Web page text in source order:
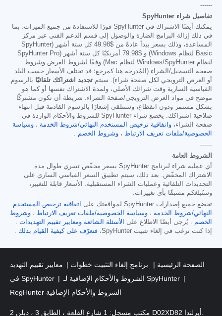
------
تفاصيل شراء SpyHunter
يمكنك أيضًا الاشتراك في SpyHunter فورًا للاستفادة من جميع الميزات، بما
في ذلك إزالة البرامج الضارة والوصول إلى قسم الدعم الفني عبر مركز
المساعدة، وذلك بسعر يبدأ عادةً من $49.98
كل ستة أشهر (SpyHunter
Basic لنظام Windows) و
$79.98
أمريكيًا كل ستة أشهر (SpyHunter Pro
لنظام Windows/SpyHunter لنظام Mac) وفقًا لشروط العرض وشروط
صفحة التسجيل/الشراء (المُدرجة هنا كمرجع؛ قد تختلف الأسعار حسب البلد
أو العرض الترويجي لكل صفحة شراء). سيتم تجديد اشتراكك تلقائيًا بالرسوم
القياسية السارية وقت شرائك الأصلي، ولمدة الاشتراك نفسها أو كما هو
موضح في مواد العرض الترويجي/صفحة الشراء، شريطة أن تكون مشتركًا
بشكل مستمر ودون انقطاع، وستتلقى إشعارًا بالرسوم القادمة قبل انتهاء
صلاحية اشتراكك. يخضع شراء SpyHunter للشروط والأحكام الواردة في
صفحة الشراء، واتفاقية ترخيص المستخدم النهائي/شروط الخدمة ، وسياسة
الخصوصية/ملفات تعريف الارتباط ، وشروط الخصم .
------
الشروط العامة
أي عملية شراء لبرنامج SpyHunter بسعر مخفّض تسري طوال مدة
الاشتراك المخفّض. بعد ذلك، سيتم تطبيق السعر القياسي الساري على
التجديدات التلقائية وعمليات الشراء المستقبلية. الأسعار قابلة للتغيير،
وسنُبلغكم مسبقًا بأي تغييرات.
تخضع جميع إصدارات SpyHunter لموافقتك على
اتفاقية ترخيص المستخدم
النهائي/شروط الخدمة ، وسياسة الخصوصية/ملفات تعريف الارتباط ، وشروط
الخصم . يُرجى أيضًا الاطلاع على الأسئلة الشائعة ومعايير تقييم التهديدات .
إذا كنت ترغب في إلغاء تثبيت SpyHunter،
فتعرّف على كيفية القيام بذلك .
الصفحة الرئيسية برنامج إلغاء التثبيت خطوات
معايير تقييم التهديد
في SpyHunter
الشروط والأحكام الإضافية لـ SpyHunter
RegHunter الشروط والأحكام الإضافية